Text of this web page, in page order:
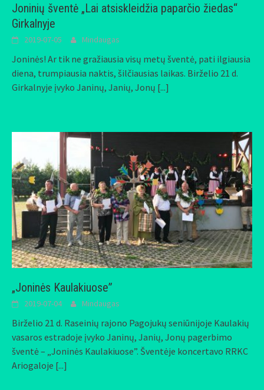
Joninių šventė „Lai atsiskleidžia paparčio žiedas“
Girkalnyje
2019-07-05 Mindaugas
Joninės! Ar tik ne gražiausia visų metų šventė, pati ilgiausia
diena, trumpiausia naktis, šilčiausias laikas. Birželio 21 d.
Girkalnyje įvyko Janinų, Janių, Jonų [...]
„Joninės Kaulakiuose”
2019-07-04 Mindaugas
Birželio 21 d. Raseinių rajono Pagojukų seniūnijoje Kaulakių
vasaros estradoje įvyko Janinų, Janių, Jonų pagerbimo
šventė – „Joninės Kaulakiuose”. Šventėje koncertavo RRKC
Ariogaloje [...]